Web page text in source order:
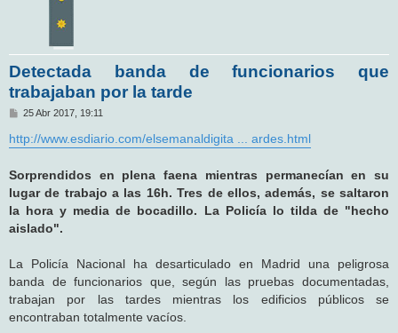
Detectada banda de funcionarios que
trabajaban por la tarde
M
n
s
e
25 Abr 2017, 19:11
http://www.esdiario.com/elsemanaldigita ... ardes.html
Sorprendidos en plena faena mientras permanecían en su
lugar de trabajo a las 16h. Tres de ellos, además, se saltaron
la hora y media de bocadillo. La Policía lo tilda de "hecho
aislado".
La Policía Nacional ha desarticulado en Madrid una peligrosa
banda de funcionarios que, según las pruebas documentadas,
trabajan por las tardes mientras los edificios públicos se
encontraban totalmente vacíos.